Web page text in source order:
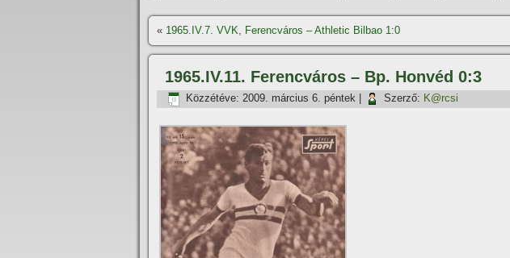
« 1965.IV.7. VVK, Ferencváros – Athletic Bilbao 1:0
1965.IV.11. Ferencváros – Bp. Honvéd 0:3
Közzétéve: 2009. március 6. péntek Szerző: K@rcsi